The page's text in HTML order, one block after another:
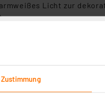
Zustimmung
Licht zur
die gewünschte
sind im